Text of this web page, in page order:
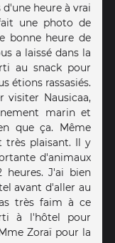
heure à vrai
une photo de
bonne heure de
a laissé dans la
au snack pour
étions rassasiés.
visiter Nausicaa,
marin et
que ça. Même
très plaisant. Il y
d'animaux
heures. J'ai bien
avant d'aller au
très faim à ce
à l'hôtel pour
Zoraï pour la